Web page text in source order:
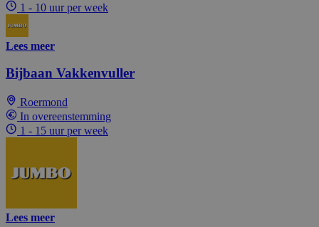
1 - 10 uur per week
Lees meer
Bijbaan Vakkenvuller
Roermond
In overeenstemming
1 - 15 uur per week
Lees meer